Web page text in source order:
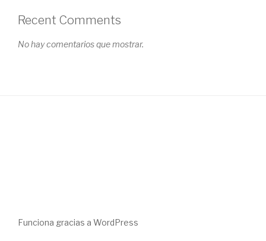
Recent Comments
No hay comentarios que mostrar.
Funciona gracias a WordPress